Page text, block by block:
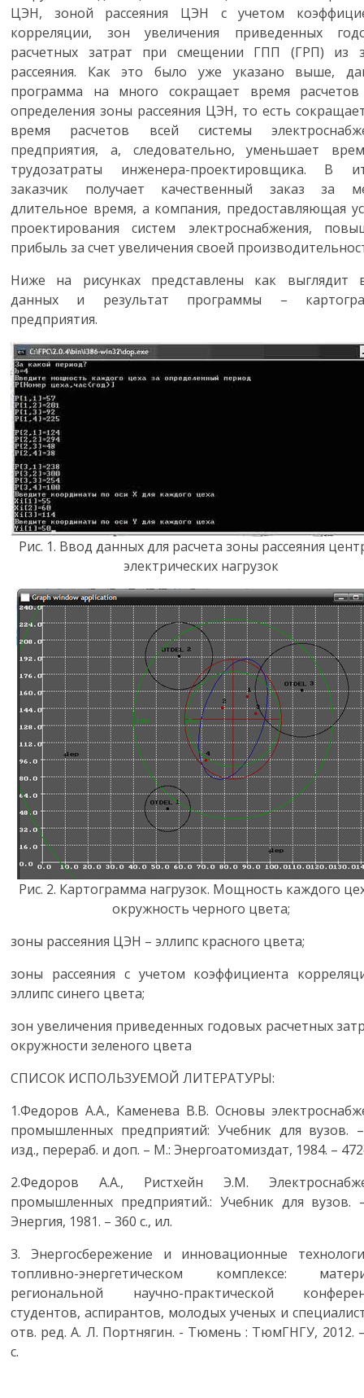
ЦЭН, зоной рассеяния ЦЭН с учетом
корреляции, зон увеличения приведенных
расчетных затрат при смещении ГПП (ГРП) из
рассеяния. Как это было уже указано выше,
программа на много сокращает время
определения зоны рассеяния ЦЭН, то есть
время расчетов всей системы
предприятия, а, следовательно, уменьшает
трудозатраты инженера-проектировщика. В
заказчик получает качественный заказ за
длительное время, а компания, предоставляющая
проектирования систем электроснабжения,
прибыль за счет увеличения своей
Ниже на рисунках представлены как выглядит
данных и результат программы –
предприятия.
Рис. 1. Ввод данных для расчета зоны рассеяния
электрических нагрузок
Рис. 2. Картограмма нагрузок. Мощность каждого
окружность черного цвета;
зоны рассеяния ЦЭН – эллипс красного цвета;
зоны рассеяния с учетом коэффициента
эллипс синего цвета;
зон увеличения приведенных годовых расчетных
окружности зеленого цвета
СПИСОК ИСПОЛЬЗУЕМОЙ ЛИТЕРАТУРЫ:
1.Федоров А.А., Каменева В.В. Основы
промышленных предприятий: Учебник для вузов.
изд., перераб. и доп. – М.: Энергоатомиздат, 1984. –
2.Федоров А.А., Ристхейн Э.М.
промышленных предприятий.: Учебник для вузов.
Энергия, 1981. – 360 с., ил.
3. Энергосбережение и инновационные
топливно-энергетическом комплексе:
региональной научно-практической
студентов, аспирантов, молодых ученых и
отв. ред. А. Л. Портнягин. - Тюмень : ТюмГНГУ, 2012.
с.